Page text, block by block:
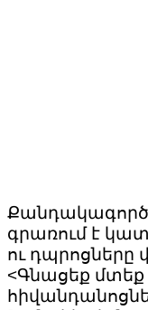
Քանդակագործ
գրառում է
ու դպրոցները
<Գնացեք